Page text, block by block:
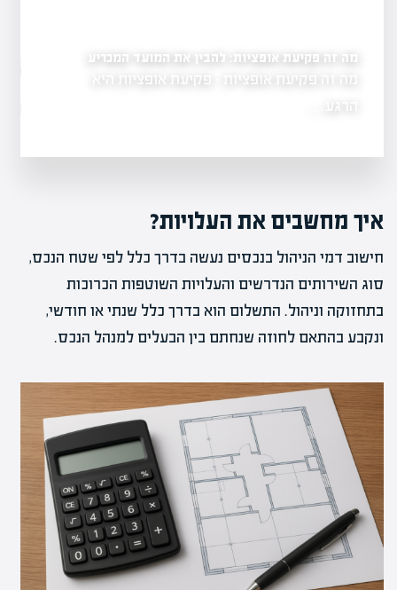
המהווה
מה זה פקיעת אופציות: להבין את המועד המכריע
מה זה פקיעת אופציות - פקיעת אופציות היא
מה זה אופציות בשוק
איך מחשבים את העלויות?
חישוב דמי הניהול בנכסים נעשה בדרך כלל לפי שטח הנכס,
סוג השירותים הנדרשים והעלויות השוטפות הכרוכות
בתחזוקה וניהול. התשלום הוא בדרך כלל שנתי או חודשי,
ונקבע בהתאם לחוזה שנחתם בין הבעלים למנהל הנכס.